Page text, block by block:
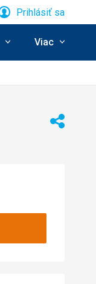
Prihlásiť sa
Viac
Zdieľať